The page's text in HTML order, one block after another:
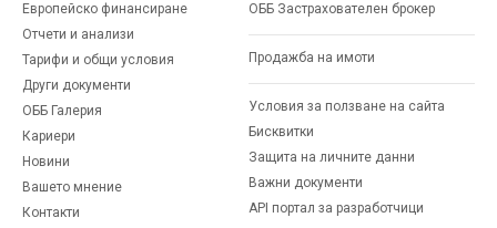
Европейско финансиране
Отчети и анализи
Тарифи и общи условия
Други документи
ОББ Галерия
Кариери
Новини
Вашето мнение
Контакти
ОББ Застрахователен брокер
Продажба на имоти
Условия за ползване на сайта
Бисквитки
Защита на личните данни
Важни документи
API портал за разработчици